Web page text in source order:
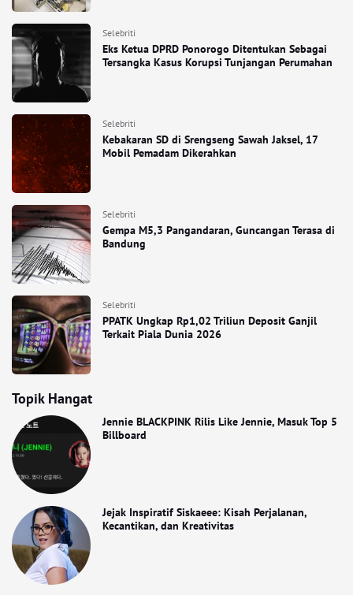
Selebriti
Eks Ketua DPRD Ponorogo Ditentukan Sebagai
Tersangka Kasus Korupsi Tunjangan Perumahan
Selebriti
Kebakaran SD di Srengseng Sawah Jaksel, 17
Mobil Pemadam Dikerahkan
Selebriti
Gempa M5,3 Pangandaran, Guncangan Terasa di
Bandung
Selebriti
PPATK Ungkap Rp1,02 Triliun Deposit Ganjil
Terkait Piala Dunia 2026
Topik Hangat
Jennie BLACKPINK Rilis Like Jennie, Masuk Top 5
Billboard
Jejak Inspiratif Siskaeee: Kisah Perjalanan,
Kecantikan, dan Kreativitas